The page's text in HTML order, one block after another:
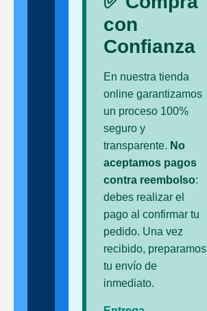
con
Confianza
En nuestra tienda
online garantizamos
un proceso 100%
seguro y
transparente. No
aceptamos pagos
contra reembolso:
debes realizar el
pago al confirmar tu
pedido. Una vez
recibido, preparamos
tu envío de
inmediato.